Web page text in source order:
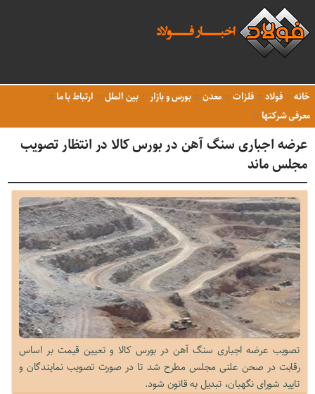
خانه فولاد فلزات معدن بورس و بازار بین الملل
ارتباط با ما
معرفی شرکتها
عرضه اجباری سنگ آهن در بورس کالا در انتظار تصویب
مجلس ماند
تصویب عرضه اجباری سنگ آهن در بورس کالا و تعیین قیمت بر اساس
رقابت در صحن علنی مجلس مطرح شد تا در صورت تصویب نمایندگان و
تایید شورای نگهبان، تبدیل به قانون شود.